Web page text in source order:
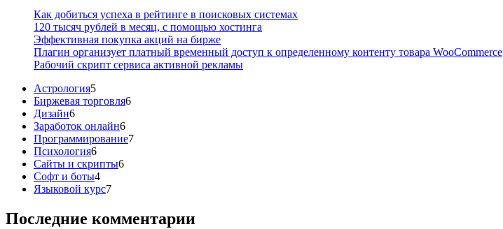
Как добиться успеха в рейтинге в поисковых системах
120 тысяч рублей в месяц, с помощью хостинга
Эффективная покупка акций на бирже
Плагин организует платный временный доступ к определенному контенту товара WooCommerce
Рабочий скрипт сервиса активной рекламы
Астрология55
товаров
Биржевая торговля66
Дизайн66
товаров
Заработок онлайн66
товаров
Программирование77
Психология66
товаров
Сайты и скрипты66
Софт и боты44
товара
Языковой курс77
Последние комментарии